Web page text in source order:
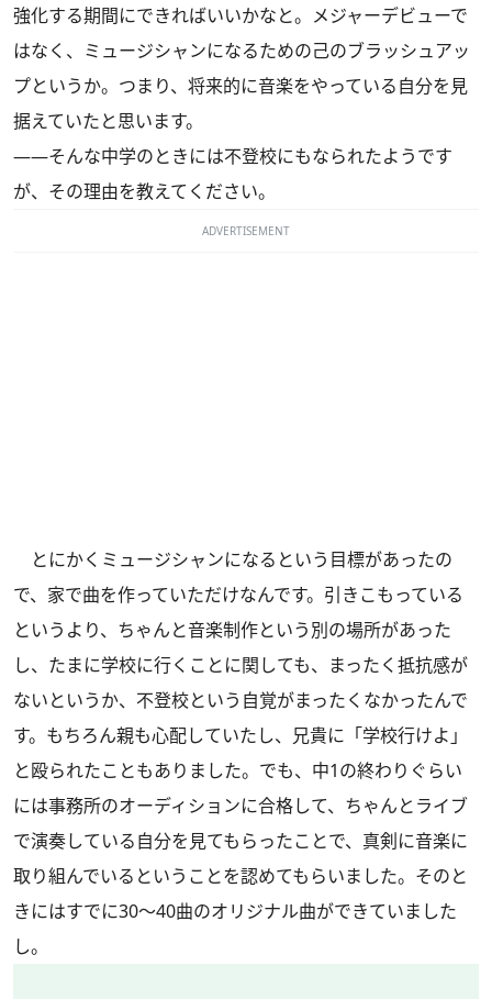
強化する期間にできればいいかなと。メジャーデビューで
はなく、ミュージシャンになるための己のブラッシュアッ
プというか。つまり、将来的に音楽をやっている自分を見
据えていたと思います。
――そんな中学のときには不登校にもなられたようです
が、その理由を教えてください。
ADVERTISEMENT
とにかくミュージシャンになるという目標があったの
で、家で曲を作っていただけなんです。引きこもっている
というより、ちゃんと音楽制作という別の場所があった
し、たまに学校に行くことに関しても、まったく抵抗感が
ないというか、不登校という自覚がまったくなかったんで
す。もちろん親も心配していたし、兄貴に「学校行けよ」
と殴られたこともありました。でも、中1の終わりぐらい
には事務所のオーディションに合格して、ちゃんとライブ
で演奏している自分を見てもらったことで、真剣に音楽に
取り組んでいるということを認めてもらいました。そのと
きにはすでに30～40曲のオリジナル曲ができていました
し。